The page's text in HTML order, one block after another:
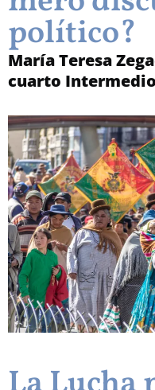
político?
María Teresa
cuarto Intermedio